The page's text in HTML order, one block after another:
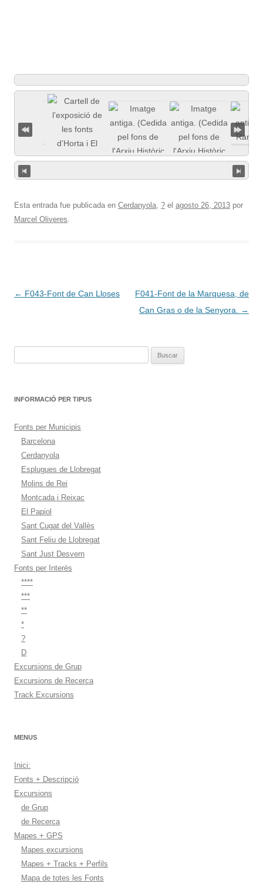
Esta entrada fue publicada en Cerdanyola, ? el agosto 26, 2013 por
Marcel Oliveres.
Navegación
← F043-Font de Can Lloses
F041-Font de la Marquesa, de
Can Gras o de la Senyora.
→
INFORMACIÓ PER TIPUS
Fonts per Municipis
Barcelona
Cerdanyola
Esplugues de Llobregat
Molins de Rei
Montcada i Reixac
El Papiol
Sant Cugat del Vallès
Sant Feliu de Llobregat
Sant Just Desvern
Fonts per Interès
****
***
**
*
?
D
Excursions de Grup
Excursions de Recerca
Track Excursions
MENUS
Inici:
Fonts + Descripció
Excursions
de Grup
de Recerca
Mapes + GPS
Mapes excursions
Mapes + Tracks + Perfils
Mapa de totes les Fonts